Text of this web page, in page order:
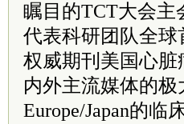
瞩目的TCT大会主
代表科研团队全
权威期刊美国心
内外主流媒体的
Europe/Japan的